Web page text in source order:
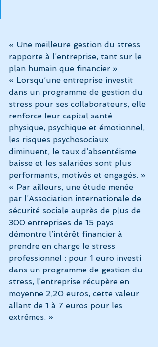
« Une meilleure gestion du stress
rapporte à l’entreprise, tant sur le
plan humain que financier »
« Lorsqu’une entreprise investit
dans un programme de gestion du
stress pour ses collaborateurs, elle
renforce leur capital santé
physique, psychique et émotionnel,
les risques psychosociaux
diminuent, le taux d’absentéisme
baisse et les salariées sont plus
performants, motivés et engagés. »
« Par ailleurs, une étude menée
par l’Association internationale de
sécurité sociale auprès de plus de
300 entreprises de 15 pays
démontre l’intérêt financier à
prendre en charge le stress
professionnel : pour 1 euro investi
dans un programme de gestion du
stress, l’entreprise récupère en
moyenne 2,20 euros, cette valeur
allant de 1 à 7 euros pour les
extrêmes. »